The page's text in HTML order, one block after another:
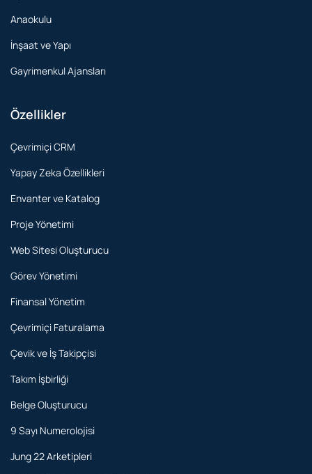
Anaokulu
İnşaat ve Yapı
Gayrimenkul Ajansları
Özellikler
Çevrimiçi CRM
Yapay Zeka Özellikleri
Envanter ve Katalog
Proje Yönetimi
Web Sitesi Oluşturucu
Görev Yönetimi
Finansal Yönetim
Çevrimiçi Faturalama
Çevik ve İş Takipçisi
Takım İşbirliği
Belge Oluşturucu
9 Sayı Numerolojisi
Jung 22 Arketipleri